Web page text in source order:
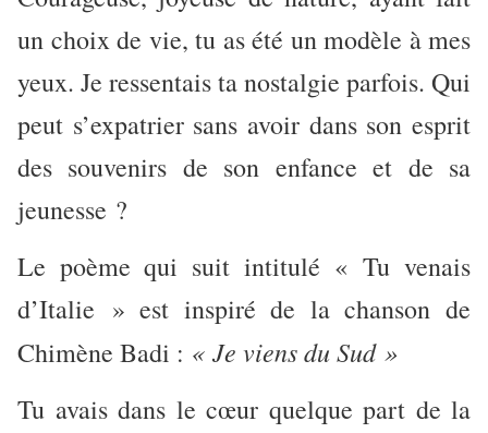
un choix de vie, tu as été un modèle à mes
yeux. Je ressentais ta nostalgie parfois. Qui
peut s’expatrier sans avoir dans son esprit
des souvenirs de son enfance et de sa
jeunesse ?
Le poème qui suit intitulé « Tu venais
d’Italie » est inspiré de la chanson de
Chimène Badi : « Je viens du Sud »
Tu avais dans le cœur quelque part de la